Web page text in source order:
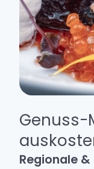
Regionale